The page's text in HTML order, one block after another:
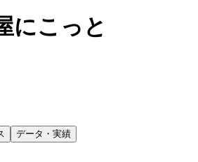
にこっと
データ・実績